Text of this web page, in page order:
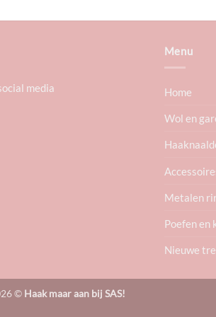
media
Menu
Home
Wol en
Metalen
Poefen en
Nieuwe
© Haak maar aan bij SAS!